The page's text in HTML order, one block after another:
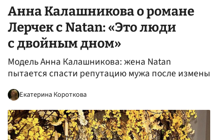
Анна Калашникова о романе
Лерчек с Natan: «Это люди
с двойным дном»
Модель Анна Калашникова: жена Natan
пытается спасти репутацию мужа после измены
Екатерина Короткова